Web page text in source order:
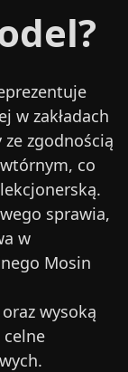
w zakładach
zgodnością
co
sprawia,
w
Mosin
wysoką